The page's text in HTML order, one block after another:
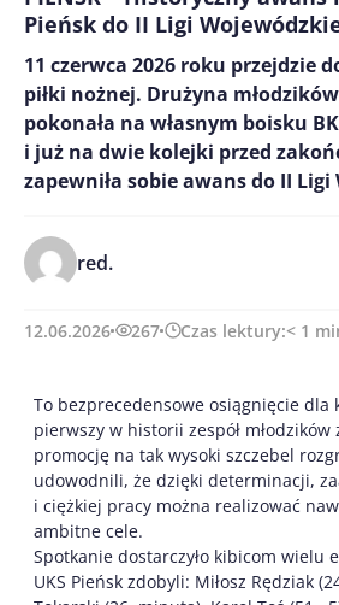
Pieńsk do II Ligi
11 czerwca 2026 roku przejdzie
piłki nożnej. Drużyna
pokonała na własnym boisku
i już na dwie kolejki przed
zapewniła sobie awans do II
red.
12.06.2026 267 Czas lektury:< 1
To bezprecedensowe osiągnięcie dla
pierwszy w historii zespół młodzików
promocję na tak wysoki szczebel
udowodnili, że dzięki determinacji,
i ciężkiej pracy można realizować
ambitne cele.
Spotkanie dostarczyło kibicom wielu
UKS Pieńsk zdobyli: Miłosz Rędziak